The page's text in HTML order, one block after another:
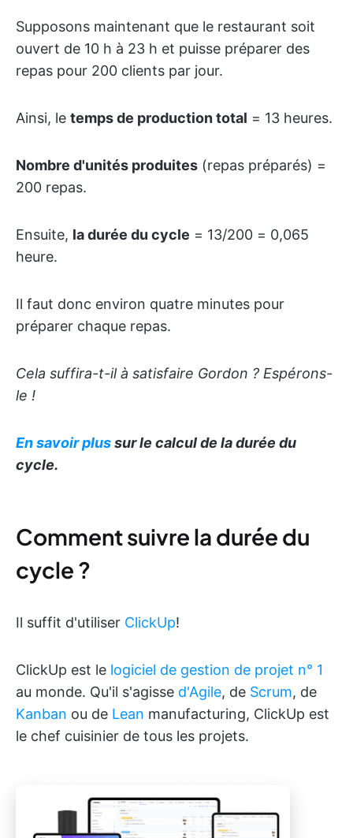
Supposons maintenant que le restaurant soit
ouvert de 10 h à 23 h et puisse préparer des
repas pour 200 clients par jour.
Ainsi, le temps de production total = 13 heures.
Nombre d'unités produites (repas préparés) =
200 repas.
Ensuite, la durée du cycle = 13/200 = 0,065
heure.
Il faut donc environ quatre minutes pour
préparer chaque repas.
Cela suffira-t-il à satisfaire Gordon ? Espérons-
le !
En savoir plussur le calcul de la durée du
cycle.
Comment suivre la durée du
cycle ?
Il suffit d'utiliser ClickUp!
ClickUp est le logiciel de gestion de projet n° 1
au monde. Qu'il s'agisse d'Agile, de Scrum, de
Kanban ou de Lean manufacturing, ClickUp est
le chef cuisinier de tous les projets.